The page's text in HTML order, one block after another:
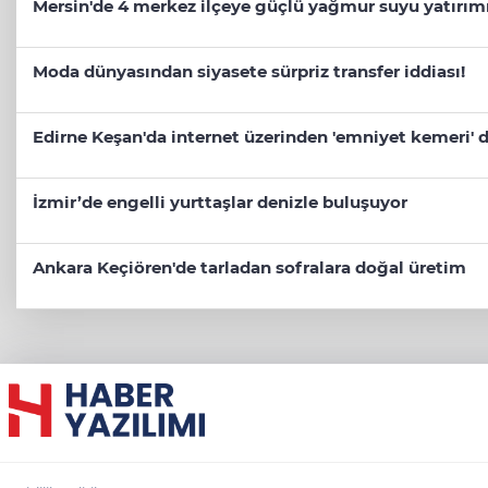
Mersin'de 4 merkez ilçeye güçlü yağmur suyu
Moda dünyasından siyasete sürpriz transfer iddiası!
Edirne Keşan'da internet üzerinden 'emniyet kemeri'
İzmir’de engelli yurttaşlar denizle buluşuyor
Ankara Keçiören'de tarladan sofralara doğal üretim